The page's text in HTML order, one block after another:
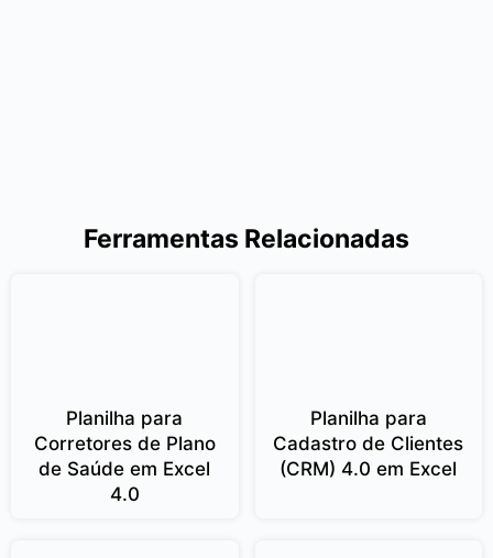
Ferramentas Relacionadas
Planilha para
Corretores de Plano
de Saúde em Excel
4.0
Planilha para
Cadastro de Clientes
(CRM) 4.0 em Excel